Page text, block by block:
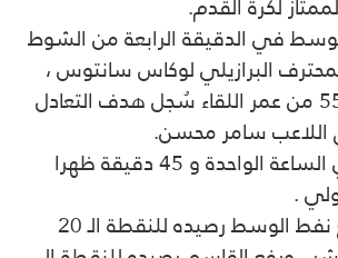
في الدقيقة الرابعة من الشوط
البرازيلي لوكاس سانتوس ،
وفي الدقيقة الـ 55 من عمر اللقاء سُجل هدف التعادل
سامر محسن.
وجرت المباراة في الساعة الواحدة و 45 دقيقة ظهرا
.
وبهذه النتيجة رفع نفط الوسط رصيده للنقطة الـ 20